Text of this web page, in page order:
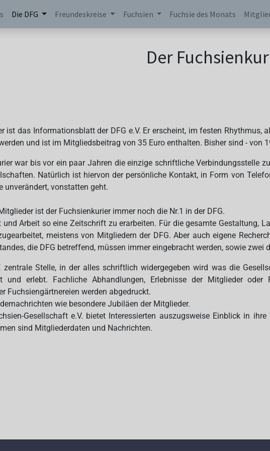
Die DFG Freundeskreise Fuchsien Fuchsie des Monats
Der
ist das Informationsblatt der DFG e.V. Er erscheint, im festen Rhythmus,
und ist im Mitgliedsbeitrag von 35 Euro enthalten. Bisher sind - von
war bis vor ein paar Jahren die einzige schriftliche Verbindungsstelle
Natürlich ist hiervon der persönliche Kontakt, in Form von
unverändert, vonstatten geht.
ist der Fuchsienkurier immer noch die Nr.1 in der DFG.
und Arbeit so eine Zeitschrift zu erarbeiten. Für die gesamte Gestaltung,
meistens von Mitgliedern der DFG. Aber auch eigene
die DFG betreffend, müssen immer eingebracht werden, sowie
zentrale Stelle, in der alles schriftlich widergegeben wird was die
und erlebt. Fachliche Abhandlungen, Erlebnisse der Mitglieder oder
Fuchsiengärtnereien werden abgedruckt.
wie besondere Jubiläen der Mitglieder.
Gesellschaft e.V. bietet Interessierten auszugsweise Einblick in
sind Mitgliederdaten und Nachrichten.